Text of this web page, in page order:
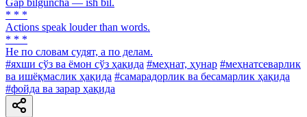
Gap bilguncha — ish bil.
* * *
Actions speak louder than words.
* * *
He по словам судят, а по делам.
#яхши сўз ва ёмон сўз ҳақида #меҳнат, ҳунар #меҳнатсеварлик
ва ишёқмаслик ҳақида #самарадорлик ва бесамарлик ҳақида
#фойда ва зарар ҳақида